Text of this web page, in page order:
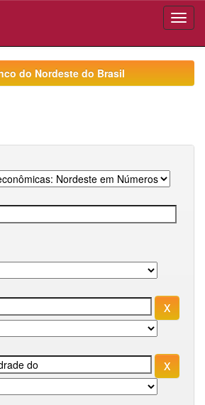
do Nordeste do Brasil